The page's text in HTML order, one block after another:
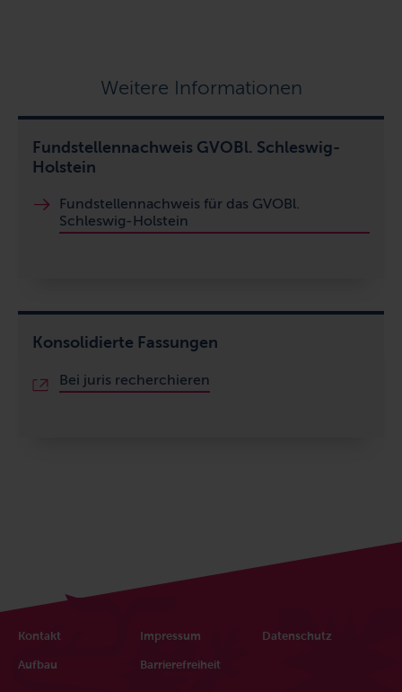
Weitere Informationen
Fundstellennachweis GVOBl. Schleswig-
Holstein
Fundstellennachweis für das GVOBl.
Schleswig-Holstein
Konsolidierte Fassungen
Bei juris recherchieren
Kontakt Impressum Datenschutz
Aufbau Barrierefreiheit